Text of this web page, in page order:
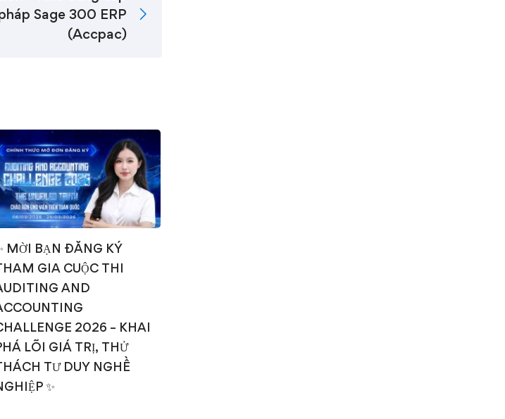
Sage 300 ERP
(Accpac)
MỜI BẠN ĐĂNG KÝ
GIA CUỘC THI
AND
2026 – KHAI
LÕI GIÁ TRỊ, THỬ
TƯ DUY NGHỀ
✨